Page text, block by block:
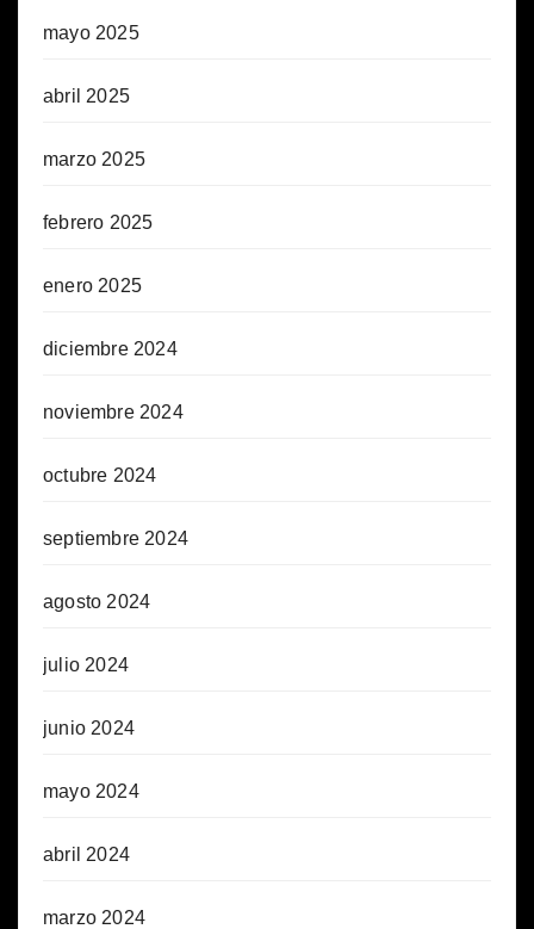
mayo 2025
abril 2025
marzo 2025
febrero 2025
enero 2025
diciembre 2024
noviembre 2024
octubre 2024
septiembre 2024
agosto 2024
julio 2024
junio 2024
mayo 2024
abril 2024
marzo 2024